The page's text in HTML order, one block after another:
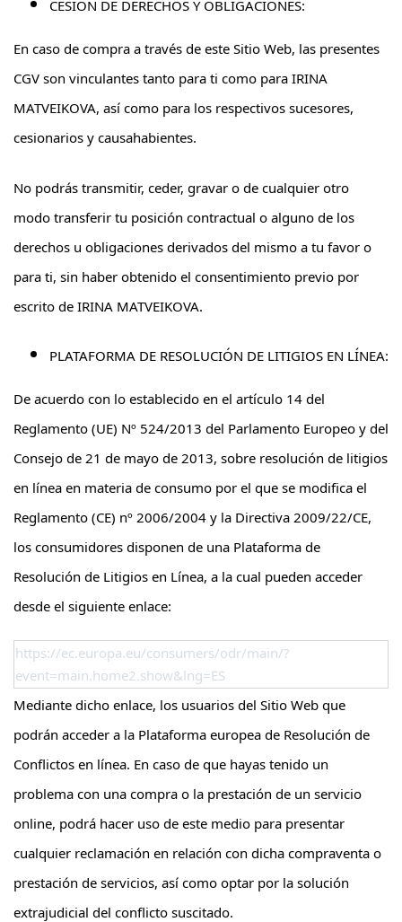
CESIÓN DE DERECHOS Y OBLIGACIONES:
En caso de compra a través de este Sitio Web, las presentes
CGV son vinculantes tanto para ti como para IRINA
MATVEIKOVA, así como para los respectivos sucesores,
cesionarios y causahabientes.
No podrás transmitir, ceder, gravar o de cualquier otro
modo transferir tu posición contractual o alguno de los
derechos u obligaciones derivados del mismo a tu favor o
para ti, sin haber obtenido el consentimiento previo por
escrito de IRINA MATVEIKOVA.
PLATAFORMA DE RESOLUCIÓN DE LITIGIOS EN LÍNEA:
De acuerdo con lo establecido en el artículo 14 del
Reglamento (UE) Nº 524/2013 del Parlamento Europeo y del
Consejo de 21 de mayo de 2013, sobre resolución de litigios
en línea en materia de consumo por el que se modifica el
Reglamento (CE) nº 2006/2004 y la Directiva 2009/22/CE,
los consumidores disponen de una Plataforma de
Resolución de Litigios en Línea, a la cual pueden acceder
desde el siguiente enlace:
https://ec.europa.eu/consumers/odr/main/?
event=main.home2.show&lng=ES
Mediante dicho enlace, los usuarios del Sitio Web que
podrán acceder a la Plataforma europea de Resolución de
Conflictos en línea. En caso de que hayas tenido un
problema con una compra o la prestación de un servicio
online, podrá hacer uso de este medio para presentar
cualquier reclamación en relación con dicha compraventa o
prestación de servicios, así como optar por la solución
extrajudicial del conflicto suscitado.